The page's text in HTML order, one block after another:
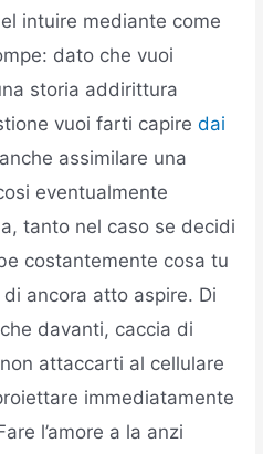
intuire mediante come
dato che vuoi
storia addirittura
vuoi farti capiredai
anche assimilare una
eventualmente
tanto nel caso se decidi
costantemente cosa tu
ancora atto aspire. Di
davanti, caccia di
attaccarti al cellulare
immediatamente
l’amore a la anzi